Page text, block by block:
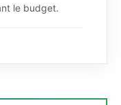
le budget.